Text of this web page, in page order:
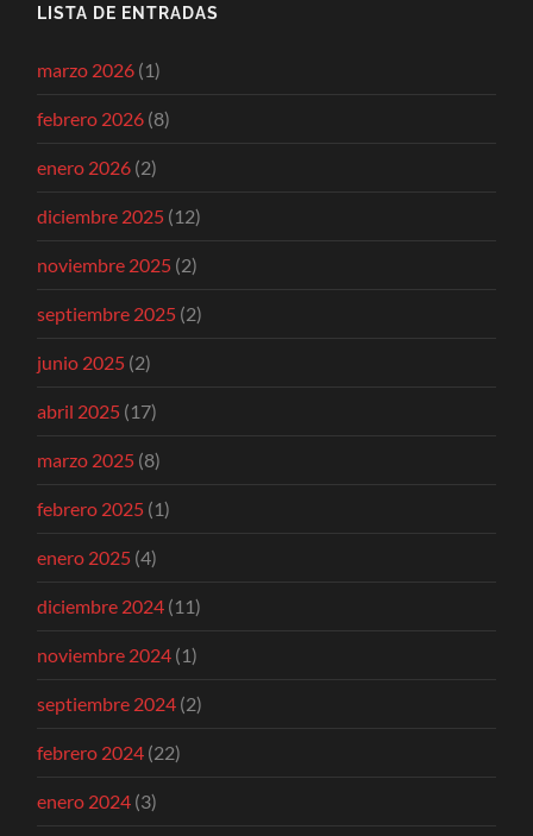
LISTA DE ENTRADAS
marzo 2026 (1)
febrero 2026 (8)
enero 2026 (2)
diciembre 2025 (12)
noviembre 2025 (2)
septiembre 2025 (2)
junio 2025 (2)
abril 2025 (17)
marzo 2025 (8)
febrero 2025 (1)
enero 2025 (4)
diciembre 2024 (11)
noviembre 2024 (1)
septiembre 2024 (2)
febrero 2024 (22)
enero 2024 (3)